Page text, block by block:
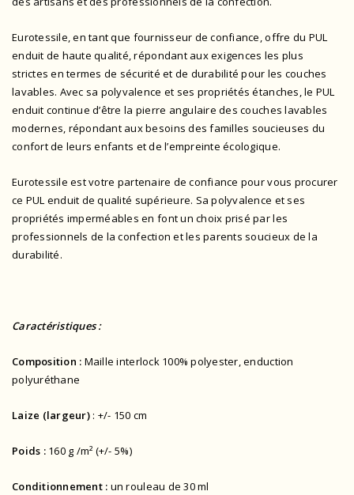
Eurotessile, en tant que fournisseur de confiance, offre du PUL
enduit de haute qualité, répondant aux exigences les plus
strictes en termes de sécurité et de durabilité pour les couches
lavables. Avec sa polyvalence et ses propriétés étanches, le PUL
enduit continue d’être la pierre angulaire des couches lavables
modernes, répondant aux besoins des familles soucieuses du
confort de leurs enfants et de l’empreinte écologique.
Eurotessile est votre partenaire de confiance pour vous procurer
ce PUL enduit de qualité supérieure. Sa polyvalence et ses
propriétés imperméables en font un choix prisé par les
professionnels de la confection et les parents soucieux de la
durabilité.
Caractéristiques :
Composition : Maille interlock 100% polyester, enduction
polyuréthane
Laize (largeur): +/- 150 cm
Poids :160 g /m² (+/- 5%)
Conditionnement : un rouleau de 30 ml